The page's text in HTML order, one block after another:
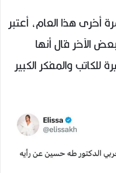
أخرى هذا العام، أعتبر
الآخر قال أنها
والمفكر الكبير